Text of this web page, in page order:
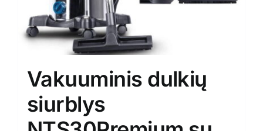
Vakuuminis dulkių
siurblys